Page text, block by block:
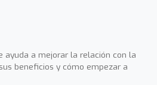
ayuda a mejorar la relación con la
beneficios y cómo empezar a